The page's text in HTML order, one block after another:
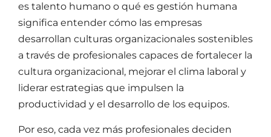
es talento humano o qué es gestión humana
significa entender cómo las empresas
desarrollan culturas organizacionales sostenibles
a través de profesionales capaces de fortalecer la
cultura organizacional, mejorar el clima laboral y
liderar estrategias que impulsen la
productividad y el desarrollo de los equipos.
Por eso, cada vez más profesionales deciden